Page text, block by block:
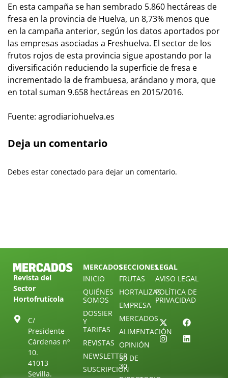
En esta campaña se han sembrado 5.860 hectáreas de
fresa en la provincia de Huelva, un 8,73% menos que
en la campaña anterior, según los datos aportados por
las empresas asociadas a Freshuelva. El sector de los
frutos rojos de esta provincia sigue apostando por la
diversificación reduciendo la superficie de fresa e
incrementado la de frambuesa, arándano y mora, que
en total suman 9.658 hectáreas en 2015/2016.
Fuente: agrodiariohuelva.es
Deja un comentario
Debes estar conectado para dejar un comentario.
Revista del
Sector
Hortofrutícola
C/
Presidente
Cárdenas nº
10.
41013
Sevilla.
MERCADOS
INICIO
QUIÉNES
SOMOS
DOSSIER
Y
TARIFAS
REVISTAS
NEWSLETTER
SUSCRIPCIÓN
SECCIONES
FRUTAS
HORTALIZAS
EMPRESA
MERCADOS
ALIMENTACIÓN
OPINIÓN
30 DE
30
LEGAL
AVISO LEGAL
POLÍTICA DE
PRIVACIDAD